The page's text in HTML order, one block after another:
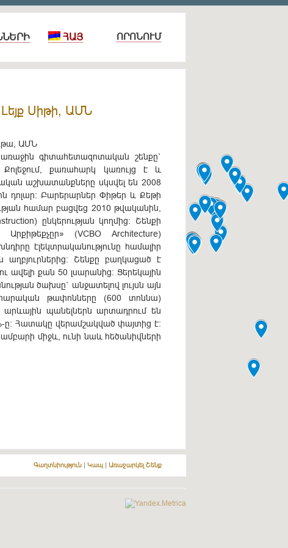
ՀԱՅ ՈՐՈՆՈՒՄ
Սիթի, ԱՄՆ
ԱՄՆ
գիտահետազոտական շենքը`
քառահարկ կառույց է և
աշխատանքները սկսվել են 2008
դոլար: Բարերարներ Փիթեր և Քեթի
համար բացվեց 2010 թվականին,
ընկերության կողմից: Շենքի
(VCBO Architecture)
էլեկտրականությունը համալիր
աղբյուրներից: Շենքը բաղկացած է
քան 50 լսարանից: Ցերեկային
ծախսը` անջատելով լույսն այն
թափոնները (600 տոննա)
պանելներն արտադրում են
ը: Հատակը վերամշակված փայտից է:
միջև, ունի նաև հեծանիվների
Գաղտնիություն | Կապ | Առաջարկել Շենք